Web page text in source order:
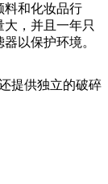
料和化妆品行
，并且一年只
以保护环境。
提供独立的破碎